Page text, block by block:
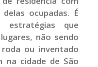
ocupadas. É
estratégias que
não sendo
ou inventado
na cidade de São